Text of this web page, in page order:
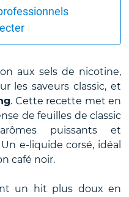
aux sels de nicotine,
les saveurs classic, et
. Cette recette met en
de feuilles de classic
puissants et
e-liquide corsé, idéal
café noir.
un hit plus doux en